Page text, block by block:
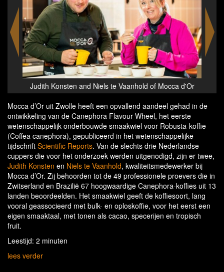
Judith Konsten and Niels te Vaanhold of Mocca d'Or
Mocca d’Or uit Zwolle heeft een opvallend aandeel gehad in de
ontwikkeling van de Canephora Flavour Wheel, het eerste
wetenschappelijk onderbouwde smaakwiel voor Robusta-koffie
(Coffea canephora), gepubliceerd in het wetenschappelijke
tijdschrift Scientific Reports. Van de slechts drie Nederlandse
cuppers die voor het onderzoek werden uitgenodigd, zijn er twee,
Judith Konsten en Niels te Vaanhold, kwaliteitsmedewerker bij
Mocca d’Or. Zij behoorden tot de 49 professionele proevers die in
Zwitserland en Brazilië 67 hoogwaardige Canephora-koffies uit 13
landen beoordeelden. Het smaakwiel geeft de koffiesoort, lang
vooral geassocieerd met bulk- en oploskoffie, voor het eerst een
eigen smaaktaal, met tonen als cacao, specerijen en tropisch
fruit.
Leestijd: 2 minuten
lees verder